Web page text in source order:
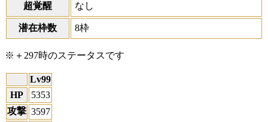
超覚醒 なし
潜在枠数 8枠
※＋297時のステータスです
Lv99
HP
5353
攻撃 3597